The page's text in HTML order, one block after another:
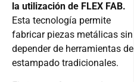
la utilización de FLEX FAB.
Esta tecnología permite
fabricar piezas metálicas sin
depender de herramientas de
estampado tradicionales.